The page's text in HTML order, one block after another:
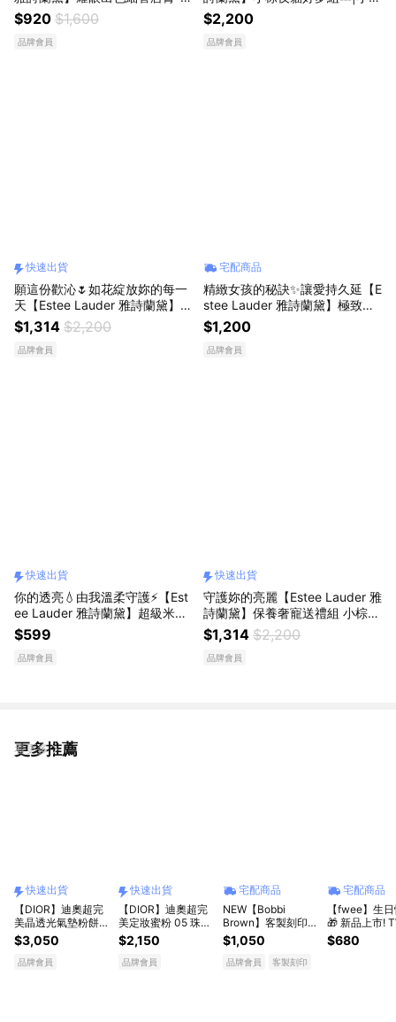
光/輕霧💄 送女友 快速出貨
$920 $1,600
品牌會員
瓶20ml+膠原霜15ml+晚安貓咪
小包 | 告白獻禮 | 生日禮物
$2,200
品牌會員
快速出貨
願這份歡沁🌷如花綻放妳的每一
天【Estee Lauder 雅詩蘭黛】歡
沁香氛禮盒(香水30ml+身乳液7
5ml) 快速出貨
$1,314 $2,200
品牌會員
宅配商品
精緻女孩的秘訣✨讓愛持久延【E
stee Lauder 雅詩蘭黛】極致持
久亮眼組(睫毛膏+眼霜5ml+眼線
筆)
$1,200
品牌會員
快速出貨
你的透亮💧由我溫柔守護⚡【Est
ee Lauder 雅詩蘭黛】超級米酵
旅行禮盒(肌活水30ml+爆水霜7
ml/全新上市) 快速出貨
$599
品牌會員
快速出貨
守護妳的亮麗【Estee Lauder 雅
詩蘭黛】保養奢寵送禮組 小棕瓶
20ml $1314 加贈 收納包 | 日常
送禮 生日禮物 告白獻禮 快速出
貨 情人節
$1,314 $2,200
品牌會員
更多推薦
看更多
快速出貨
【DIOR】迪奧超完
美晶透光氣墊粉餅
蝴蝶結 l 收禮者自選
色號 [快速出貨]
$3,050
品牌會員
快速出貨
【DIOR】迪奧超完
美定妝蜜粉 05 珠光
粉 [快速出貨]
$2,150
品牌會員
宅配商品
NEW【Bobbi
Brown】客製刻印x
全新底妝救星⭐ 維他
命超完美乳霜 15ml /
50ml | 妝前乳推薦 |
$1,050
品牌會員 客製刻印
宅配商品
【fwee】生
🎁 新品上市!
女神同款持妝
1入 贈1ml迷
$680